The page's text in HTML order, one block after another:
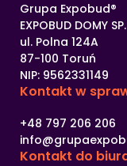
Grupa Expobud®
EXPOBUD DOMY
ul. Polna 124A
87-100 Toruń
NIP: 9562331149
Kontakt w
+48 797 206 206
Kontakt do